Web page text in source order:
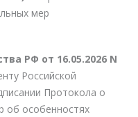
мер
РФ от 16.05.2026 N
Российской
Протокола о
об особенностях